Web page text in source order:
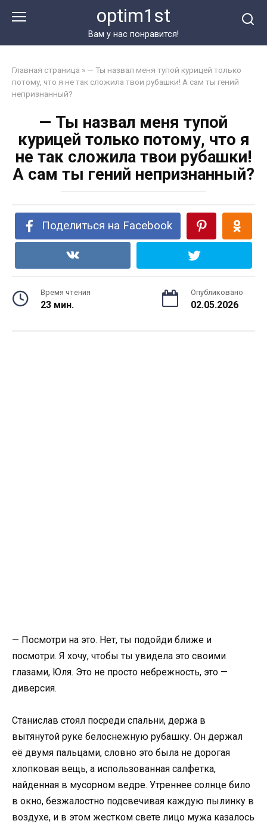
optim1st
Вам у нас понравится!
Главная страница » — Ты назвал меня тупой курицей только
потому, что я не так сложила твои рубашки! А сам ты гений
непризнанный?
— Ты назвал меня тупой
курицей только потому, что я
не так сложила твои рубашки!
А сам ты гений непризнанный?
Поделиться на Facebook
Время чтения
23 мин.
Опубликовано
02.05.2026
— Посмотри на это. Нет, ты подойди ближе и
посмотри. Я хочу, чтобы ты увидела это своими
глазами, Юля. Это не просто небрежность, это —
диверсия.
Станислав стоял посреди спальни, держа в
вытянутой руке белоснежную рубашку. Он держал
её двумя пальцами, словно это была не дорогая
хлопковая вещь, а использованная салфетка,
найденная в мусорном ведре. Утреннее солнце било
в окно, безжалостно подсвечивая каждую пылинку в
воздухе, и в этом жестком свете лицо мужа казалось